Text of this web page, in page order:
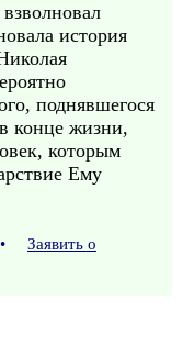
история
поднявшегося
конце жизни,
которым
Ему
•
Заявить о